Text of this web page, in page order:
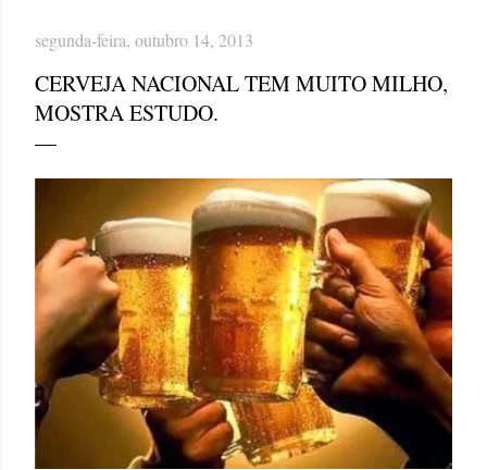
segunda-feira, outubro 14, 2013
CERVEJA NACIONAL TEM MUITO MILHO,
MOSTRA ESTUDO.